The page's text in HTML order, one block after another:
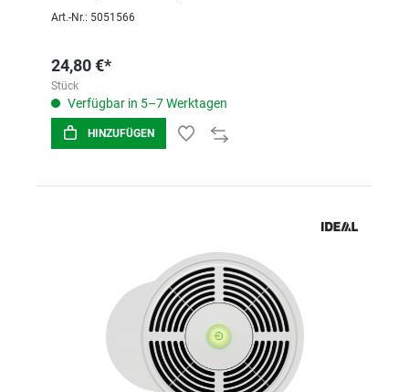
Art.-Nr.: 5051566
24,80 €*
Stück
Verfügbar in 5–7 Werktagen
HINZUFÜGEN